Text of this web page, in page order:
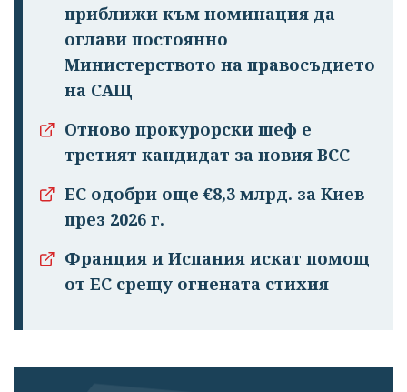
приближи към номинация да
оглави постоянно
Министерството на правосъдието
на САЩ
Отново прокурорски шеф е
третият кандидат за новия ВСС
ЕС одобри още €8,3 млрд. за Киев
през 2026 г.
Франция и Испания искат помощ
от ЕС срещу огнената стихия